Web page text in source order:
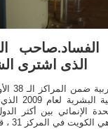
الذى اشترى
حلت ثلاث
قائمة تقرير
الإنمائي بين أكثر
في المركز 31 ، قطر في